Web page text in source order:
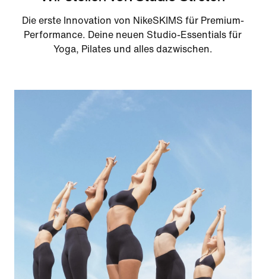
Die erste Innovation von NikeSKIMS für Premium-
Performance. Deine neuen Studio-Essentials für
Yoga, Pilates und alles dazwischen.